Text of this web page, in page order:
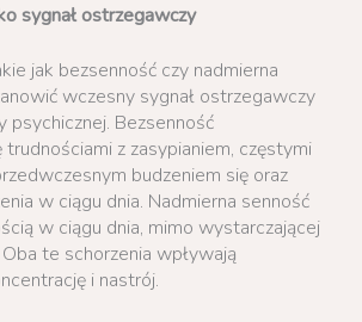
sygnał ostrzegawczy
jak bezsenność czy nadmierna
wczesny sygnał ostrzegawczy
psychicznej. Bezsenność
trudnościami z zasypianiem, częstymi
budzeniem się oraz
w ciągu dnia. Nadmierna senność
w ciągu dnia, mimo wystarczającej
te schorzenia wpływają
i nastrój.